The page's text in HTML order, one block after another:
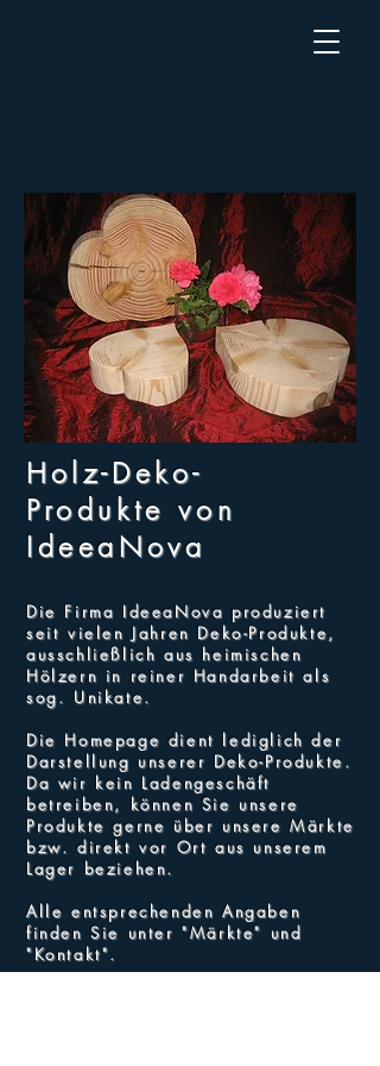
Holz-Deko-
Produktevon
IdeeaNova
Die Firma IdeeaNova produziert
seit vielen Jahren Deko-Produkte,
ausschließlich aus heimischen
Hölzern in reiner Handarbeit als
sog. Unikate.
Die Homepage dient lediglich der
Darstellung unserer Deko-Produkte.
Da wir kein Ladengeschäft
betreiben, können Sie unsere
Produkte gerne über unsere Märkte
bzw. direkt vor Ort aus unserem
Lager beziehen.
Alle entsprechenden Angaben
finden Sie unter "Märkte" und
"Kontakt".